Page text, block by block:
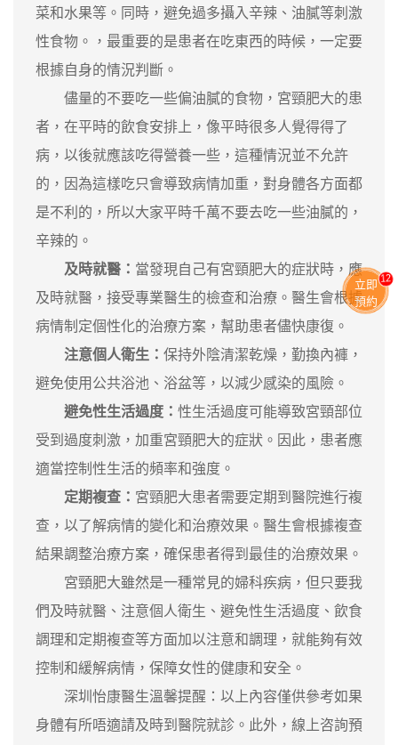
菜和水果等。同時，避免過多攝入辛辣、油膩等刺激
性食物。，最重要的是患者在吃東西的時候，一定要
根據自身的情況判斷。
儘量的不要吃一些偏油膩的食物，宮頸肥大的患
者，在平時的飲食安排上，像平時很多人覺得得了
病，以後就應該吃得營養一些，這種情況並不允許
的，因為這樣吃只會導致病情加重，對身體各方面都
是不利的，所以大家平時千萬不要去吃一些油膩的，
辛辣的。
及時就醫： 當發現自己有宮頸肥大的症狀時，應
及時就醫，接受專業醫生的檢查和治療。醫生會根據
病情制定個性化的治療方案，幫助患者儘快康復。
注意個人衛生： 保持外陰清潔乾燥，勤換內褲，
避免使用公共浴池、浴盆等，以減少感染的風險。
避免性生活過度： 性生活過度可能導致宮頸部位
受到過度刺激，加重宮頸肥大的症狀。因此，患者應
適當控制性生活的頻率和強度。
定期複查： 宮頸肥大患者需要定期到醫院進行複
查，以了解病情的變化和治療效果。醫生會根據複查
結果調整治療方案，確保患者得到最佳的治療效果。
宮頸肥大雖然是一種常見的婦科疾病，但只要我
們及時就醫、注意個人衛生、避免性生活過度、飲食
調理和定期複查等方面加以注意和調理，就能夠有效
控制和緩解病情，保障女性的健康和安全。
深圳怡康醫生溫馨提醒：以上內容僅供參考如果
身體有所唔適請及時到醫院就診。此外，線上咨詢預
立即
預約
11